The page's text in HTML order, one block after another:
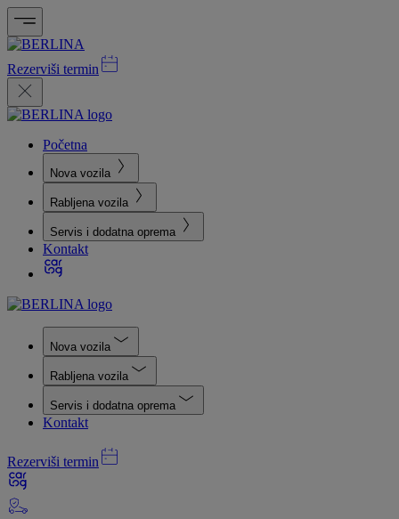
Rezerviši termin
Početna
Nova vozila
Rabljena vozila
Servis i dodatna oprema
Kontakt
Nova vozila
Rabljena vozila
Servis i dodatna oprema
Kontakt
Rezerviši termin